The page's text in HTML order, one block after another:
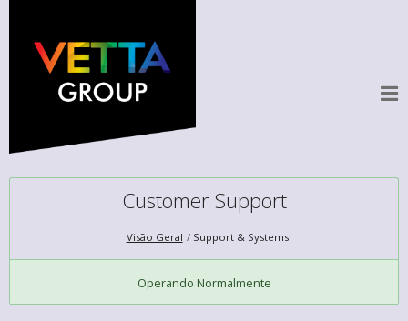
Customer Support
Visão Geral Support & Systems
Operando Normalmente